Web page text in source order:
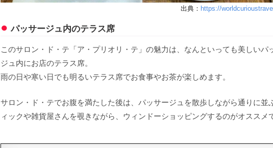
出典： https://
パッサージュ内のテラス席
このサロン・ド・テ「ア・プリオリ・テ」の魅力は、なんといっても美しいパ
ジュ内にお店のテラス席。
雨の日や寒い日でも明るいテラス席でお食事やお茶が楽しめます。
サロン・ド・テでお腹を満たした後は、パッサージュを散歩しながら通りに並
ィックや雑貨屋さんを覗きながら、ウィンドーショッピングするのがオススメ